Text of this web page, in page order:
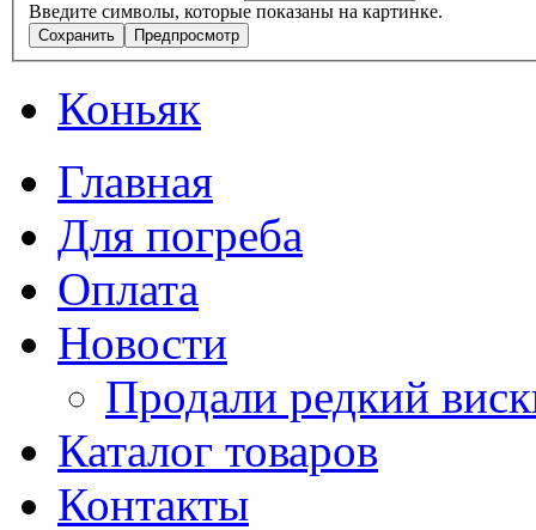
Введите символы, которые показаны на картинке.
Коньяк
Главная
Для погреба
Оплата
Новости
Продали редкий
Каталог товаров
Контакты